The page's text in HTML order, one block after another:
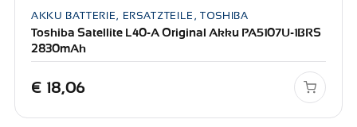
AKKU BATTERIE, ERSATZTEILE, TOSHIBA
Toshiba Satellite L40-A Original Akku PA5107U-1BRS
2830mAh
€ 18,06